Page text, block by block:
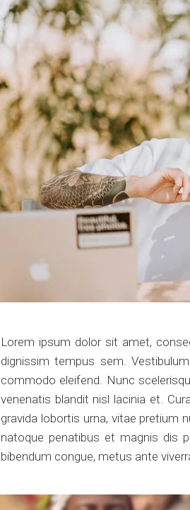
Lorem ipsum dolor sit amet,
dignissim tempus sem.
commodo eleifend. Nunc
venenatis blandit nisl lacinia et.
gravida lobortis urna, vitae pretium
natoque penatibus et magnis dis
bibendum congue, metus ante